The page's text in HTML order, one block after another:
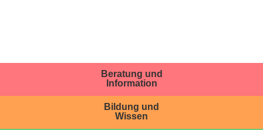
Beratung und
Information
Bildung und
Wissen